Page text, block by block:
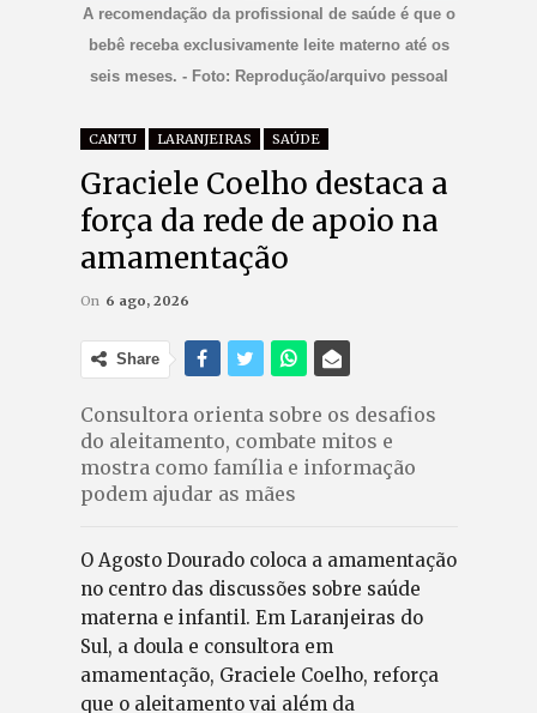
A recomendação da profissional de saúde é que o
bebê receba exclusivamente leite materno até os
seis meses. - Foto: Reprodução/arquivo pessoal
CANTU LARANJEIRAS SAÚDE
Graciele Coelho destaca a
força da rede de apoio na
amamentação
On 6 ago, 2026
Share
Consultora orienta sobre os desafios
do aleitamento, combate mitos e
mostra como família e informação
podem ajudar as mães
O Agosto Dourado coloca a amamentação
no centro das discussões sobre saúde
materna e infantil. Em Laranjeiras do
Sul, a doula e consultora em
amamentação, Graciele Coelho, reforça
que o aleitamento vai além da